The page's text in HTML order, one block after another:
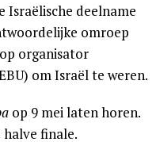
Israëlische deelname
omroep
organisator
om Israël te weren.
op 9 mei laten horen.
finale.